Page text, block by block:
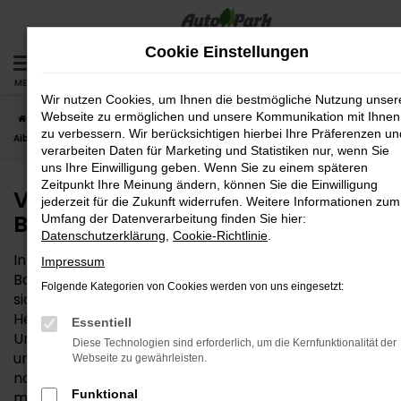
Zum
springen
MENÜ
Startseite Bad Aibling VW
VW Taigo – die gute Wahl für Bad
Aibling
VW Taigo – die gute Wahl für
Bad Aibling
Interesse an einem VW Taigo? Für Ihre Mobilität in
Bad Aibling und Umgebung ist dieses Fahrzeug ganz
sicher eine gute Wahl. Die Qualität steht beim
Hersteller VW außer Frage und zeigt sich in vollem
Umfang auch im Taigo. Hinzu kommt ein fairer Preis
und die Vielseitigkeit, die dieses Modell so passend für
nahezu alle Anforderungen in der Region Bad Aibling
Cookie Einstellungen
Wir nutzen Cookies, um Ihnen die bestmögliche Nutzung
Webseite zu ermöglichen und unsere Kommunikation mit Ihnen
zu verbessern. Wir berücksichtigen hierbei Ihre Präferenzen
verarbeiten Daten für Marketing und Statistiken nur, wenn Sie
uns Ihre Einwilligung geben. Wenn Sie zu einem späteren
Zeitpunkt Ihre Meinung ändern, können Sie die Einwilligung
jederzeit für die Zukunft widerrufen. Weitere Informationen zum
Umfang der Datenverarbeitung finden Sie hier:
Datenschutzerklärung Cookie-Richtlinie
Impressum
Folgende Kategorien von Cookies werden von uns eingesetzt:
Essentiell
Diese Technologien sind erforderlich, um die Kernfunktionalität der
Webseite zu gewährleisten.
Funktional